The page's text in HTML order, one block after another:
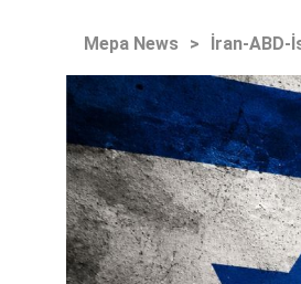
Mepa News > İran-ABD-